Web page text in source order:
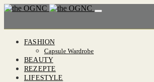
FASHION
Capsule Wardrobe
BEAUTY
REZEPTE
LIFESTYLE